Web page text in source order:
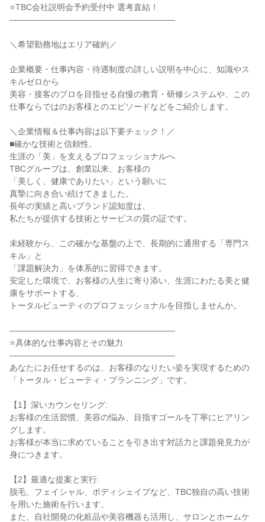
⭐TBC会社説明会予約受付中 選考直結！
――――――――――――――――――――
＼希望勤務地はエリア確約／
企業概要・仕事内容・待遇制度の詳しい説明を中心に、知識やス
キルゼロから
美容・接客のプロを目指せる自慢の教育・研修システムや、この
仕事ならではのお客様とのエピソードなどをご紹介します。
＼企業情報＆仕事内容は以下要チェック！／
■確かな技術と信頼性。
生涯の「美」を支えるプロフェッショナルへ
TBCグループは、創業以来、お客様の
「美しく、健康でありたい」という願いに
真摯に向き合い続けてきました。
長年の実績と高いブランド認知度は、
私たちが提供する技術とサービスの質の証です。
未経験から、この確かな基盤の上で、長期的に通用する「専門ス
キル」と
「課題解決力」を体系的に習得できます。
安定した環境で、お客様の人生に寄り添い、生涯にわたる美と健
康をサポートする、
トータルビューティのプロフェッショナルを目指しませんか。
――――――――――――――――――――
⭐具体的な仕事内容とその魅力
――――――――――――――――――――
あなたにお任せするのは、お客様のなりたい姿を実現するための
「トータル・ビューティ・プランニング」です。
【1】深いカウンセリング:
お客様の生活習慣、美容の悩み、目指すゴールを丁寧にヒアリン
グします。
お客様が本当に求めていることを引き出す対話力と課題発見力が
身につきます。
【2】最適な提案と実行:
脱毛、フェイシャル、ボディシェイプなど、TBC独自の高い技術
を用いた施術を行います。
また、自社開発の化粧品や美容機器も活用し、サロンとホームケ